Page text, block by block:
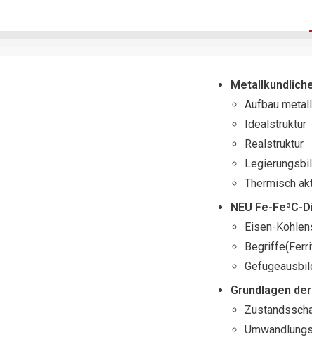
Aufbau
Idealstruktur
Realstruktur
Thermisch
NEU Fe-Fe³C-
Eisen-
Grundlagen